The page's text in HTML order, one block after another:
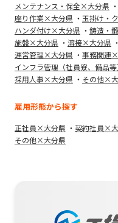
メンテナンス・保全×大分県
座り作業×大分県
玉掛け・
ハンダ付け×大分県
鋳造・
施盤×大分県
溶接×大分県
運営管理×大分県
事務関連
インフラ管理（社員寮、備品
採用人事×大分県
その他×
雇用形態から探す
正社員×大分県 契約社員×
その他×大分県